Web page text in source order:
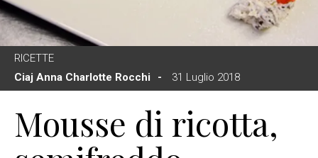
RICETTE
Ciaj Anna Charlotte Rocchi
31 Luglio 2018
Mousse di ricotta,